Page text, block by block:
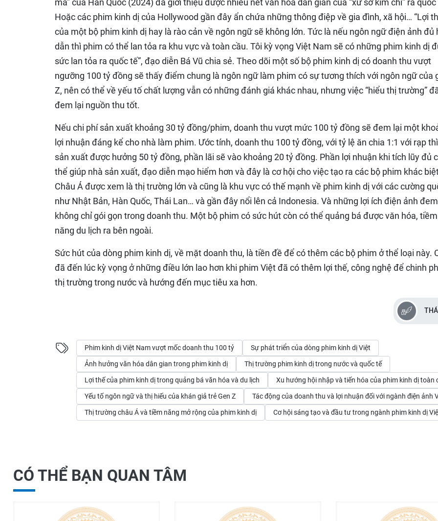
ma” của Hàn Quốc (2024) đã giới thiệu được nhiều nét văn hóa dân gian của “xứ sở kim chi” ra quốc
Hoặc các phim kinh dị của Hollywood gần đây ẩn chứa những thông điệp về gia đình, xã hội… “Lợi
của một bộ phim kinh dị hay là rào cản về ngôn ngữ sẽ không lớn. Tức là nếu ngôn ngữ điện ảnh đủ
dẫn thì phim có thể lan tỏa ra khu vực và toàn cầu. Tôi kỳ vọng Việt Nam sẽ có những phim kinh dị
sức lan tỏa ra quốc tế”, đạo diễn Bá Vũ chia sẻ. Theo dõi một số bộ phim kinh dị có doanh thu vượt
ngưỡng 100 tỷ đồng sẽ thấy điểm chung là ngôn ngữ làm phim có sự tương thích với ngôn ngữ của
Z, nên có thể về yếu tố chất lượng vẫn có những đánh giá khác nhau, nhưng việc “hiểu thị trường”
đem lại nguồn thu tốt.
Nếu chi phí sản xuất khoảng 30 tỷ đồng/phim, doanh thu vượt mức 100 tỷ đồng sẽ đem lại một
lợi nhuận đáng kể cho nhà làm phim. Ước tính, doanh thu 100 tỷ đồng, với tỷ lệ ăn chia 1:1 với rạp
sản xuất được hưởng 50 tỷ đồng, phần lãi sẽ vào khoảng 20 tỷ đồng. Phần lợi nhuận khi tích lũy đủ
thể giúp nhà sản xuất, đạo diễn mạo hiểm hơn và đây là cơ hội cho việc tạo ra các bộ phim khác
Châu Á được xem là thị trường lớn và cũng là khu vực có thế mạnh về phim kinh dị với các cường
như Nhật Bản, Hàn Quốc, Thái Lan… và gần đây nổi lên cả Indonesia. Và những lợi ích điện ảnh
không chỉ gói gọn trong doanh thu. Một bộ phim có sức hút còn có thể quảng bá được văn hóa, tiềm
năng du lịch ra bên ngoài.
Sức hút của dòng phim kinh dị, về mặt doanh thu, là tiền đề để có thêm các bộ phim ở thể loại này.
đã đến lúc kỳ vọng ở những điều lớn lao hơn khi phim Việt đã có thêm lợi thế, công nghệ để chinh
thị trường trong nước và hướng đến mục tiêu xa hơn.
Phim kinh dị Việt Nam vượt mốc doanh thu 100 tỷ Sự phát triển của dòng phim kinh dị Việt
Ảnh hưởng văn hóa dân gian trong phim kinh dị Thị trường phim kinh dị trong nước và quốc tế
Lợi thế của phim kinh dị trong quảng bá văn hóa và du lịch Xu hướng hội nhập và tiến hóa của phim kinh dị toàn
Yếu tố ngôn ngữ và thị hiếu của khán giả trẻ Gen Z Tác động của doanh thu và lợi nhuận đối với ngành điện ảnh
Thị trường châu Á và tiềm năng mở rộng của phim kinh dị Cơ hội sáng tạo và đầu tư trong ngành phim kinh dị
CÓ THỂ BẠN QUAN TÂM